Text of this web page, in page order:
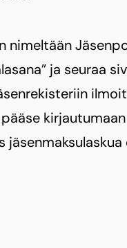
nimeltään
ja seuraa